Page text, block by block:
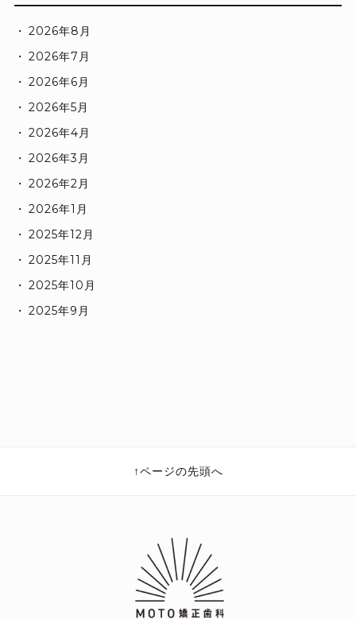
2026年8月
2026年7月
2026年6月
2026年5月
2026年4月
2026年3月
2026年2月
2026年1月
2025年12月
2025年11月
2025年10月
2025年9月
ページの先頭へ